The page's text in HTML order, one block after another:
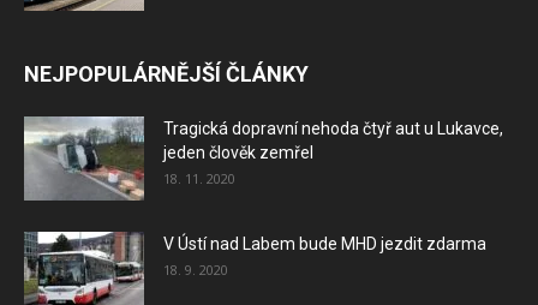
NEJPOPULÁRNĚJŠÍ ČLÁNKY
Tragická dopravní nehoda čtyř aut u Lukavce,
jeden člověk zemřel
18. 11. 2020
V Ústí nad Labem bude MHD jezdit zdarma
18. 9. 2020